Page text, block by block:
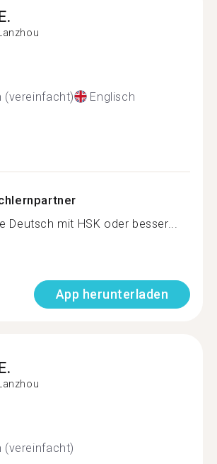
(vereinfacht) Englisch
Deutsch mit HSK oder besser...
App herunterladen
(vereinfacht)